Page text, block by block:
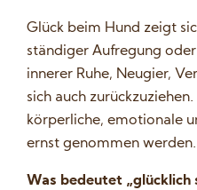
Glück beim Hund zeigt
ständiger Aufregung
innerer Ruhe, Neugier,
sich auch
körperliche, emotionale
ernst genommen werden.
Was bedeutet „glücklich